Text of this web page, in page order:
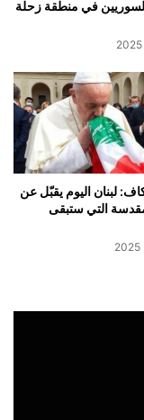
في منطقة زحلة
لبنان‬ اليوم يقبّل عن
التي ستبقى